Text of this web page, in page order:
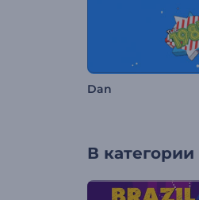
Dan
В категории